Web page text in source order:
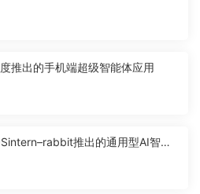
推出的手机端超级智能体应用
推出的通用型AI智能